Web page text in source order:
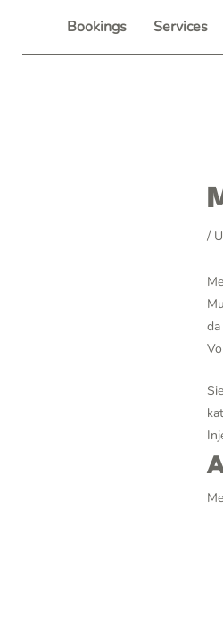
content
Bookings Services
/
Post